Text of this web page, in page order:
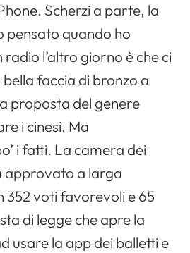
Scherzi a parte, la
pensato quando ho
l’altro giorno è che ci
faccia di bronzo a
proposta del genere
i cinesi. Ma
i fatti. La camera dei
approvato a larga
352 voti favorevoli e 65
di legge che apre la
usare la app dei balletti e